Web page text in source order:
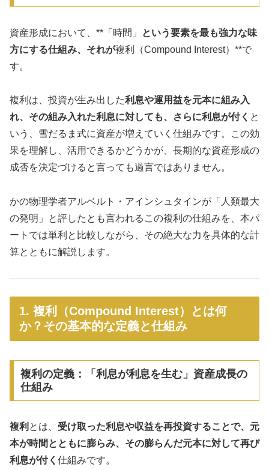
資産形成において、**「時間」
という要素を最も強力な味
方にする仕組み、それが複利（Compound Interest）**で
す。
複利は、投資が生み出した利息や運用益を元本に組み入
れ、その組み入れた利息に対しても、さらに利息が付く と
いう、雪だるま式に資産が増えていく仕組みです。この効
果を理解し、活用できるかどうかが、長期的な資産形成の
成否を決定づけると言っても過言ではありません。
かの物理学者アルベルト・アインシュタインが「人類最大
の発明」と評したとも言われるこの複利の仕組みを、本パ
ートでは単利と比較しながら、その絶大な力を具体的な計
算とともに解説します。
1. 複利（Compound Interest）とは何
か？その基本的な定義と仕組み
複利の定義：「利息が利息を生む」資産成長の
仕組み
複利 とは、 受け取った利息や収益を再投資することで、元
本が時間とともに膨らみ、その膨らんだ元本に対して再び
利息が付く 仕組みです。